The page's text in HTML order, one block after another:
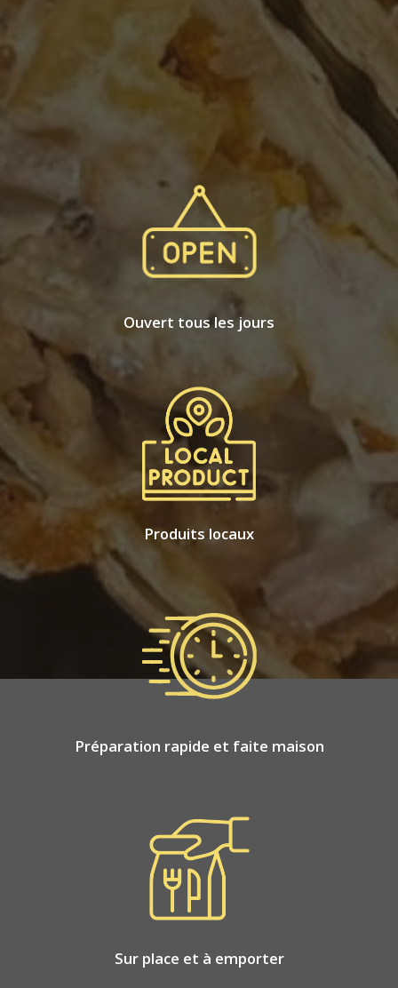
Ouvert tous les jours
Produits locaux
Préparation rapide et faite maison
Sur place et à emporter